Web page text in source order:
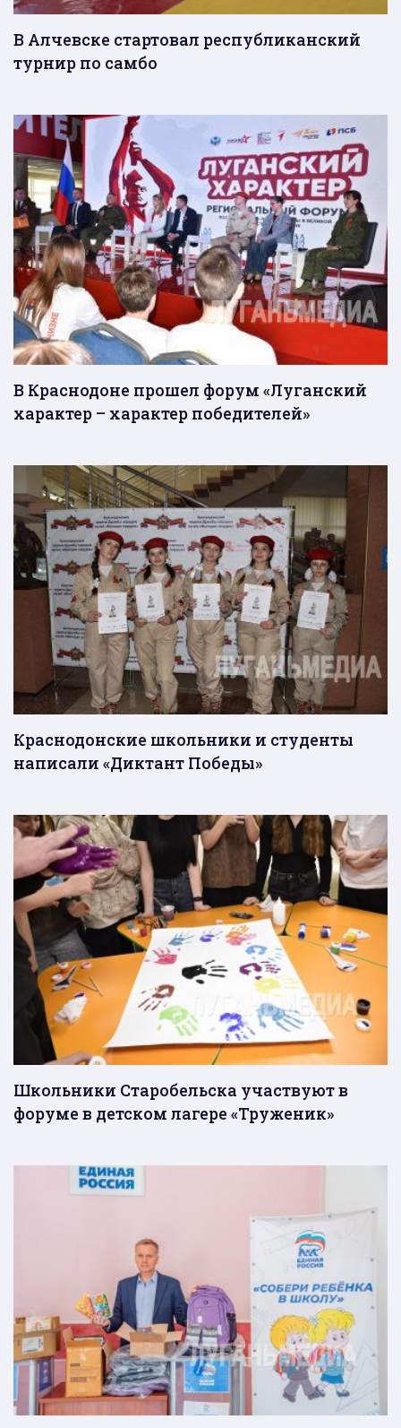
В Алчевске стартовал республиканский
турнир по самбо
В Краснодоне прошел форум «Луганский
характер – характер победителей»
Краснодонские школьники и студенты
написали «Диктант Победы»
Школьники Старобельска участвуют в
форуме в детском лагере «Труженик»